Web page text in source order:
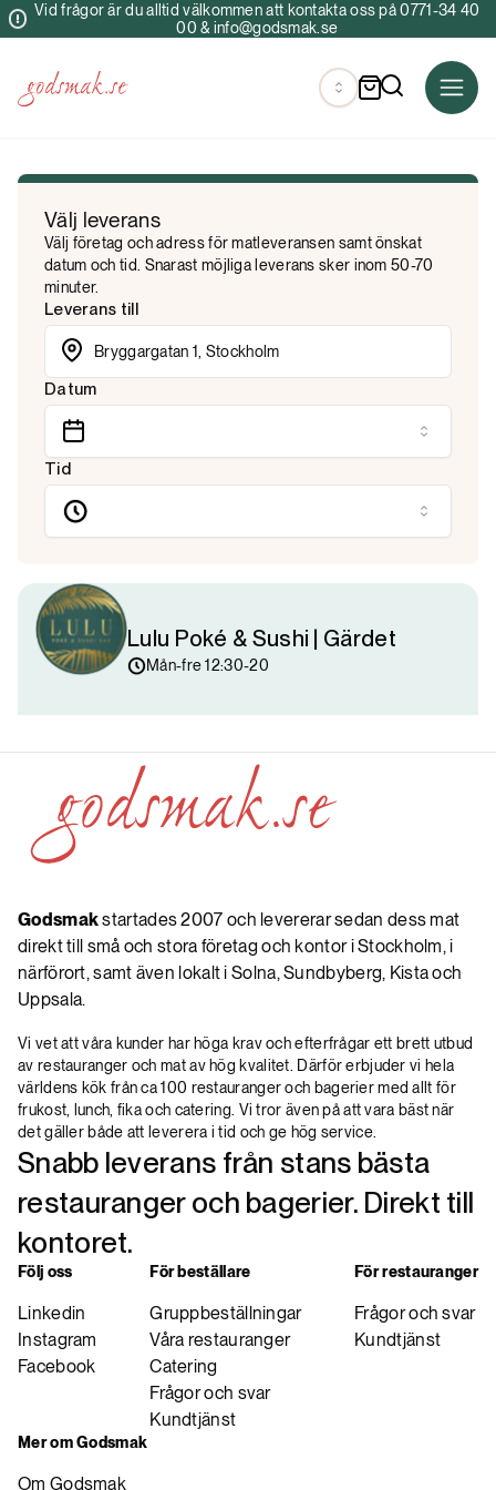
Vid frågor är du alltid välkommen att kontakta oss på 0771-34 40
00 & info@godsmak.se
Välj leverans
Välj företag och adress för matleveransen samt önskat
datum och tid. Snarast möjliga leverans sker inom 50-70
minuter.
Leverans till
Datum
Tid
Lulu Poké & Sushi | Gärdet
Mån-fre 12:30-20
Godsmakstartades 2007 och levererar sedan dess mat
direkt till små och stora företag och kontor i Stockholm, i
närförort, samt även lokalt i Solna, Sundbyberg, Kista och
Uppsala.
Vi vet att våra kunder har höga krav och efterfrågar ett brett utbud
av restauranger och mat av hög kvalitet. Därför erbjuder vi hela
världens kök från ca 100 restauranger och bagerier med allt för
frukost, lunch, fika och catering. Vi tror även på att vara bäst när
det gäller både att leverera i tid och ge hög service.
Snabb leverans från stans bästa
restauranger och bagerier. Direkt till
kontoret.
Följ oss
Linkedin
Instagram
Facebook
För beställare
Gruppbeställningar
Våra restauranger
Catering
Frågor och svar
Kundtjänst
För restauranger
Frågor och svar
Kundtjänst
Mer om Godsmak
Om Godsmak